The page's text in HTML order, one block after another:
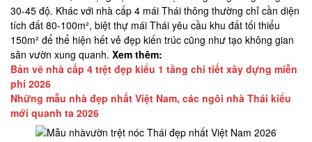
30-45 độ. Khác với nhà cấp 4 mái Thái thông thường chỉ cần diện
tích đất 80-100m², biệt thự mái Thái yêu cầu khu đất tối thiểu
150m² để thể hiện hết vẻ đẹp kiến trúc cũng như tạo không gian
sân vườn xung quanh. Xem thêm:
Bản vẽ nhà cấp 4 trệt đẹp kiểu 1 tầng chi tiết xây dựng miễn
phí 2026
Những mẫu nhà đẹp nhất Việt Nam, các ngôi nhà Thái kiểu
mới quanh ta 2026